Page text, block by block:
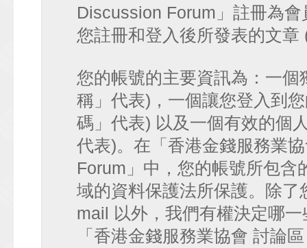
Discussion Forum」註冊為
您註冊和登入後所發表的文
您的帳號的主要資訊為：一
稱」代表)，一個讓您登入到
碼」代表) 以及一個有效的個
代表)。在「香港金錢服務業
Forum」中，您的帳號所包含
域的資料保護法所保護。除
mail 以外，我們有權決定哪
「香港金錢服務業協會 討論